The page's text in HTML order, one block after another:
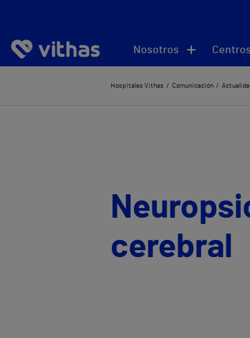
Nosotros Centros
Hospitales Vithas Comunicación
cerebral